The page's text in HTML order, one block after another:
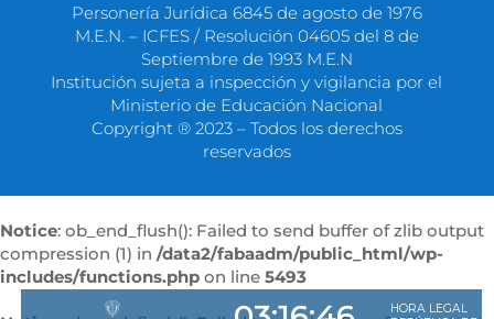
Personería Jurídica 6845 de agosto de 1976
M.E.N. – ICFES / Resolución 04605 del 8 de
Septiembre de 1993 M.E.N
Institución sujeta a inspección y vigilancia por el
Ministerio de Educación Nacional
Copyright ® 2023 – Todos los derechos
reservados
Notice: ob_end_flush(): Failed to send buffer of zlib output
compression (1) in /data2/fabaadm/public_html/wp-
includes/functions.php on line 5493